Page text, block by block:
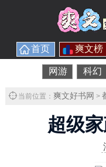
首页 爽文榜
网游 科幻
当前位置： 爽文好书网 >
超级